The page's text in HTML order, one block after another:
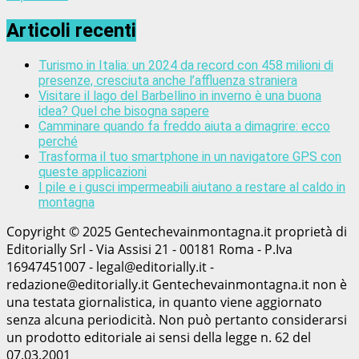
Articoli recenti
Turismo in Italia: un 2024 da record con 458 milioni di
presenze, cresciuta anche l’affluenza straniera
Visitare il lago del Barbellino in inverno è una buona
idea? Quel che bisogna sapere
Camminare quando fa freddo aiuta a dimagrire: ecco
perché
Trasforma il tuo smartphone in un navigatore GPS con
queste applicazioni
I pile e i gusci impermeabili aiutano a restare al caldo in
montagna
Copyright © 2025 Gentechevainmontagna.it proprietà di
Editorially Srl - Via Assisi 21 - 00181 Roma - P.Iva
16947451007 - legal@editorially.it -
redazione@editorially.it Gentechevainmontagna.it non è
una testata giornalistica, in quanto viene aggiornato
senza alcuna periodicità. Non può pertanto considerarsi
un prodotto editoriale ai sensi della legge n. 62 del
07.03.2001